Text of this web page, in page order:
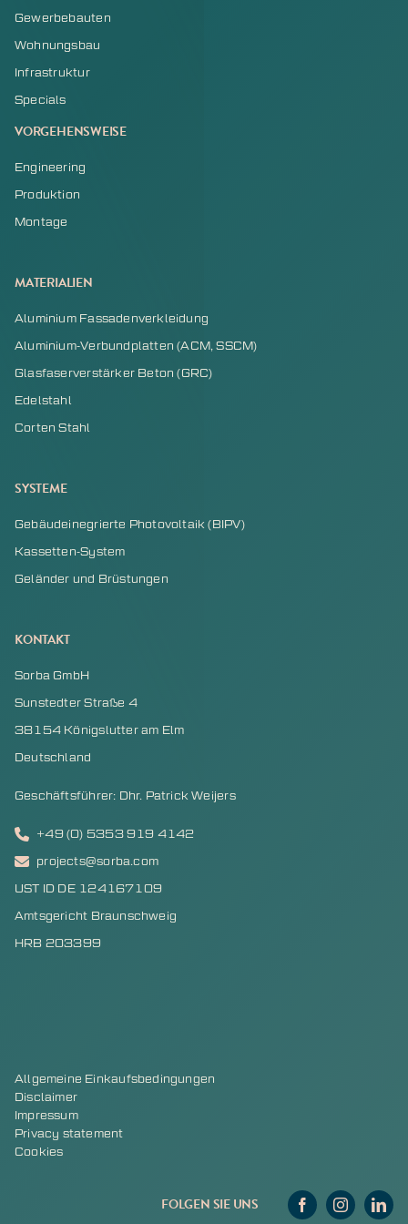
Gewerbebauten
Wohnungsbau
Infrastruktur
Specials
VORGEHENSWEISE
Engineering
Produktion
Montage
MATERIALIEN
Aluminium Fassadenverkleidung
Aluminium-Verbundplatten (ACM, SSCM)
Glasfaserverstärker Beton (GRC)
Edelstahl
Corten Stahl
SYSTEME
Gebäudeinegrierte Photovoltaik (BIPV)
Kassetten-System
Geländer und Brüstungen
KONTAKT
Sorba GmbH
Sunstedter Straße 4
38154 Königslutter am Elm
Deutschland
Geschäftsführer: Dhr. Patrick Weijers
+49 (0) 5353 919 4142
projects@sorba.com
UST ID DE 124167109
Amtsgericht Braunschweig
HRB 203399
Allgemeine Einkaufsbedingungen
Disclaimer
Impressum
Privacy statement
Cookies
FOLGEN SIE UNS